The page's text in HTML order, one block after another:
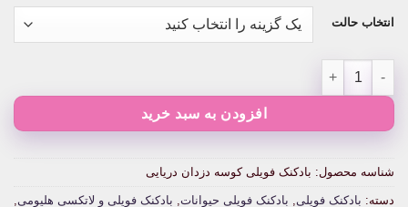
انتخاب حالت
بادکنک فویلی کوسه دزدان دریایی عدد
افزودن به سبد خرید
شناسه محصول: بادکنک فویلی کوسه دزدان دریایی
دسته: بادکنک فویلی بادکنک فویلی حیوانات بادکنک فویلی و لاتکسی هلیومی